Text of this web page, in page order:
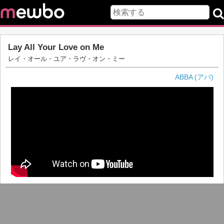
Lay All Your Love on Me
レイ・オール・ユア・ラヴ・オン・ミー
ABBA (アバ)